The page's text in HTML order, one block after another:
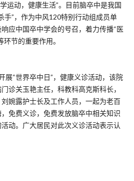
运动，健康生活”。目前脑卒中是我国
手”，作为中风120特别行动组成员单
应中国卒中学会的号召，着力传播“医
节的重要作用。
展“世界卒中日”，健康义诊活动，该院
诊关玉艳主任，科教科高克斯科长，
婉露护士长及工作人员，一起为老百
免费义诊，免费发放脑卒中相关知识
动。广大居民对此次义诊活动表示认